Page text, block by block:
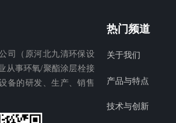
司（原河北九清环保设
从事环氧/聚酯涂层栓接
备的研发、生产、销售
热门频道
关于我们
产品与特点
技术与创新